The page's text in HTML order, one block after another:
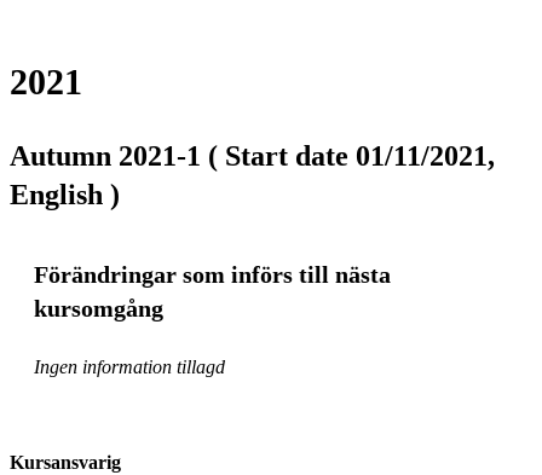
2021
Autumn 2021-1 ( Start date 01/11/2021,
English )
Förändringar som införs till nästa
kursomgång
Ingen information tillagd
Kursansvarig